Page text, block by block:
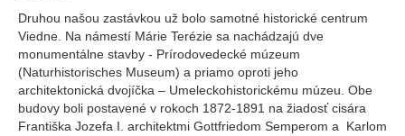
Druhou našou zastávkou už bolo samotné historické centrum
Viedne. Na námestí Márie Terézie sa nachádzajú dve
monumentálne stavby - Prírodovedecké múzeum
(Naturhistorisches Museum) a priamo oproti jeho
architektonická dvojíčka – Umeleckohistorickému múzeu. Obe
budovy boli postavené v rokoch 1872-1891 na žiadosť cisára
Františka Jozefa I. architektmi Gottfriedom Semperom a Karlom